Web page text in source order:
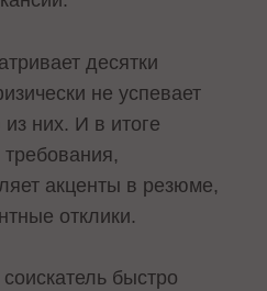
десятки
не успевает
них. И в итоге
акценты в резюме,
отклики.
быстро